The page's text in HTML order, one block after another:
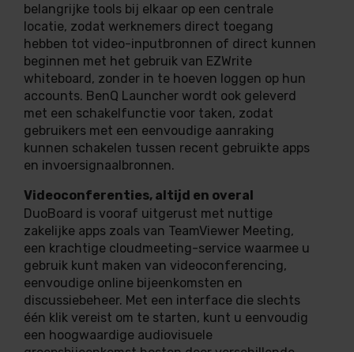
belangrijke tools bij elkaar op een centrale
locatie, zodat werknemers direct toegang
hebben tot video-inputbronnen of direct kunnen
beginnen met het gebruik van EZWrite
whiteboard, zonder in te hoeven loggen op hun
accounts. BenQ Launcher wordt ook geleverd
met een schakelfunctie voor taken, zodat
gebruikers met een eenvoudige aanraking
kunnen schakelen tussen recent gebruikte apps
en invoersignaalbronnen.
Videoconferenties, altijd en overal
DuoBoard is vooraf uitgerust met nuttige
zakelijke apps zoals van TeamViewer Meeting,
een krachtige cloudmeeting-service waarmee u
gebruik kunt maken van videoconferencing,
eenvoudige online bijeenkomsten en
discussiebeheer. Met een interface die slechts
één klik vereist om te starten, kunt u eenvoudig
een hoogwaardige audiovisuele